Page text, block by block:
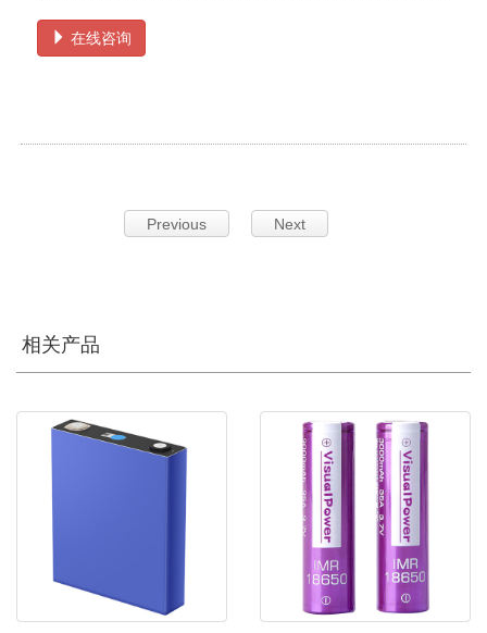
在线咨询
Previous Next
相关产品